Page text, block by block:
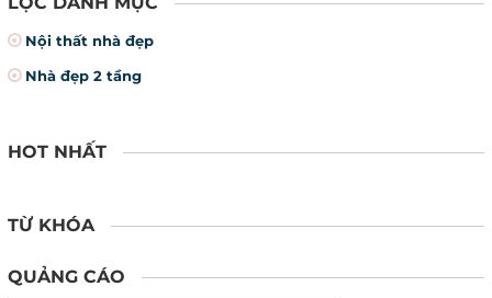
Nội thất nhà đẹp
Nhà đẹp 2 tầng
HOT NHẤT
TỪ KHÓA
QUẢNG CÁO